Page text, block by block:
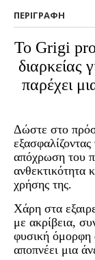
ΠΕΡΙΓΡΑΦΉ
Το Grigi
διαρκείας
παρέχει
Δώστε στο
απόχρωση του
ανθεκτικότητα
χρήσης της.
Χάρη στα
με ακρίβεια,
φυσική όμορφη
αποπνέει μια